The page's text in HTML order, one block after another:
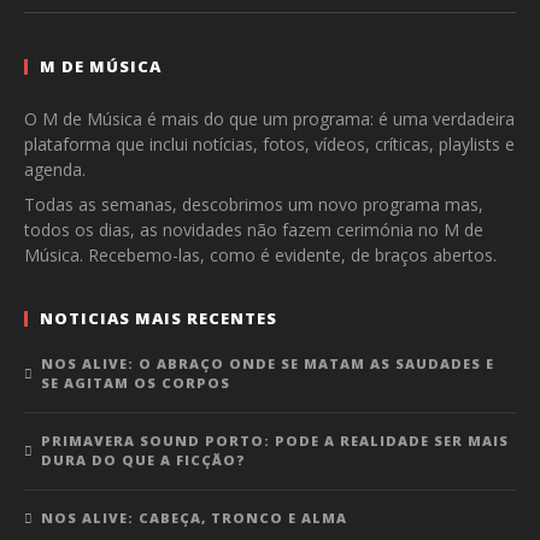
M DE MÚSICA
O M de Música é mais do que um programa: é uma verdadeira
plataforma que inclui notícias, fotos, vídeos, críticas, playlists e
agenda.
Todas as semanas, descobrimos um novo programa mas,
todos os dias, as novidades não fazem cerimónia no M de
Música. Recebemo-las, como é evidente, de braços abertos.
NOTICIAS MAIS RECENTES
NOS ALIVE: O ABRAÇO ONDE SE MATAM AS SAUDADES E
SE AGITAM OS CORPOS
PRIMAVERA SOUND PORTO: PODE A REALIDADE SER MAIS
DURA DO QUE A FICÇÃO?
NOS ALIVE: CABEÇA, TRONCO E ALMA